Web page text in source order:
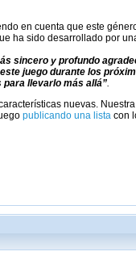
en cuenta que este
ha sido desarrollado por
sincero y profundo
juego durante los
para llevarlo más allá”.
nuevas.
publicando una lista con